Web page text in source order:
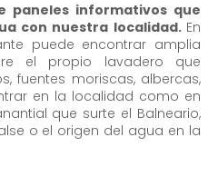
paneles informativos que
con nuestra localidad. En
puede encontrar amplia
el propio lavadero que
fuentes moriscas, albercas,
en la localidad como en
que surte el Balneario,
o el origen del agua en la